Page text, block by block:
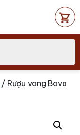
/ Rượu vang Bava